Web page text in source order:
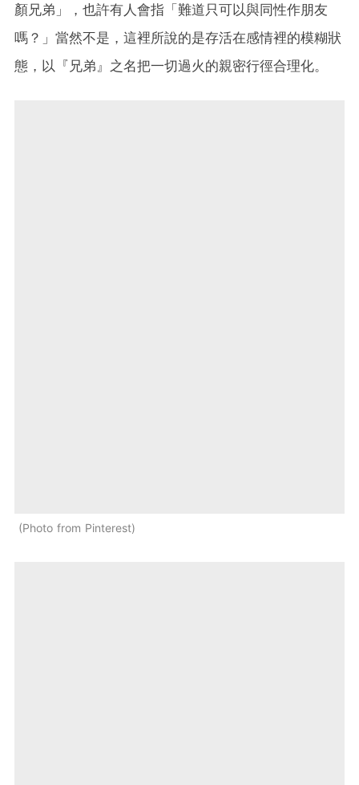
顏兄弟」，也許有人會指「難道只可以與同性作朋友
嗎？」當然不是，這裡所說的是存活在感情裡的模糊狀
態，以『兄弟』之名把一切過火的親密行徑合理化。
Photo from Pinterest